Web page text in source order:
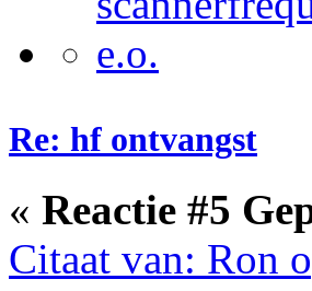
Re: hf ontvangst
« Reactie #5
Citaat van: Ron